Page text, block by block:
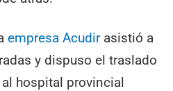
empresa Acudirasistió a
y dispuso el traslado
hospital provincial